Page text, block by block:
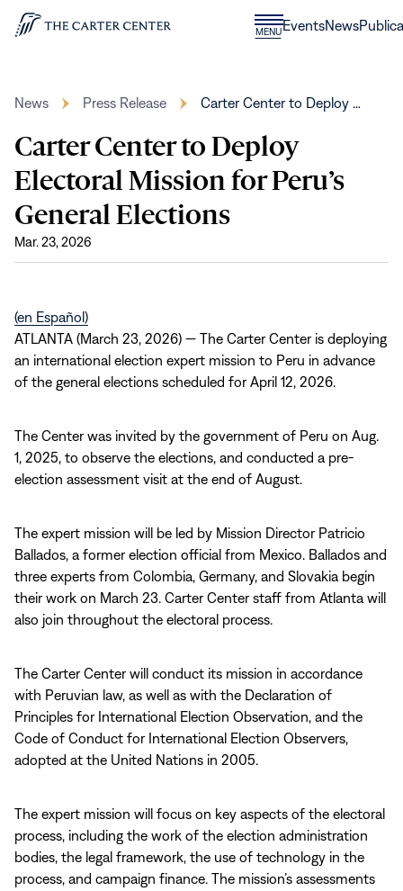
Skip to content
Home
MENUCLOSE
MENU
EventsNews
News Press Release Carter Center to Deploy …
Carter Center to Deploy
Electoral Mission for Peru’s
General Elections
Mar. 23, 2026
(en Español)(opens
in
new
window)
ATLANTA (March 23, 2026) — The Carter Center is deploying
an international election expert mission to Peru in advance
of the general elections scheduled for April 12, 2026.
The Center was invited by the government of Peru on Aug.
1, 2025, to observe the elections, and conducted a pre-
election assessment visit at the end of August.
The expert mission will be led by Mission Director Patricio
Ballados, a former election official from Mexico. Ballados and
three experts from Colombia, Germany, and Slovakia begin
their work on March 23. Carter Center staff from Atlanta will
also join throughout the electoral process.
The Carter Center will conduct its mission in accordance
with Peruvian law, as well as with the Declaration of
Principles for International Election Observation, and the
Code of Conduct for International Election Observers,
adopted at the United Nations in 2005.
The expert mission will focus on key aspects of the electoral
process, including the work of the election administration
bodies, the legal framework, the use of technology in the
process, and campaign finance. The mission’s assessments